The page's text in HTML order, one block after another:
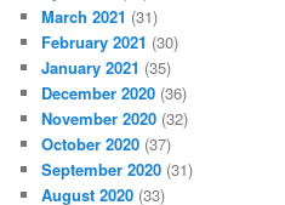
March 2021 (31)
February 2021 (30)
January 2021 (35)
December 2020 (36)
November 2020 (32)
October 2020 (37)
September 2020 (31)
August 2020 (33)